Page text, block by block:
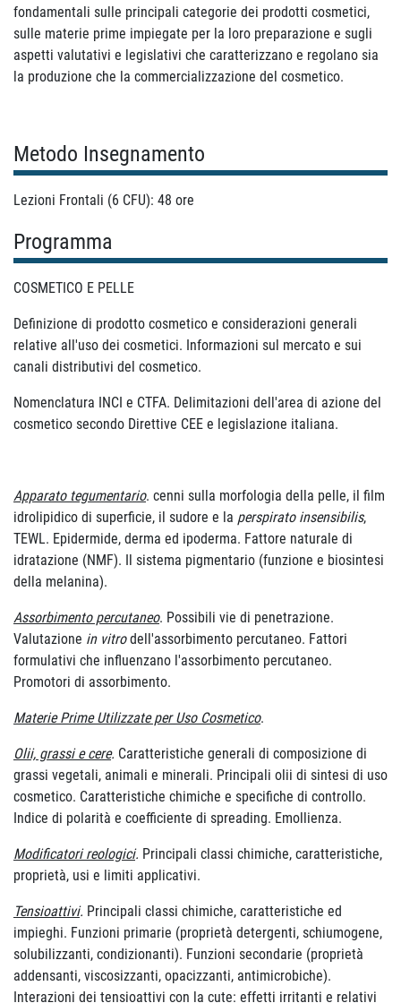
fondamentali sulle principali categorie dei prodotti cosmetici,
sulle materie prime impiegate per la loro preparazione e sugli
aspetti valutativi e legislativi che caratterizzano e regolano sia
la produzione che la commercializzazione del cosmetico.
Metodo Insegnamento
Lezioni Frontali (6 CFU): 48 ore
Programma
COSMETICO E PELLE
Definizione di prodotto cosmetico e considerazioni generali
relative all'uso dei cosmetici. Informazioni sul mercato e sui
canali distributivi del cosmetico.
Nomenclatura INCI e CTFA. Delimitazioni dell'area di azione del
cosmetico secondo Direttive CEE e legislazione italiana.
Apparato tegumentario. cenni sulla morfologia della pelle, il film
idrolipidico di superficie, il sudore e la perspirato insensibilis,
TEWL. Epidermide, derma ed ipoderma. Fattore naturale di
idratazione (NMF). Il sistema pigmentario (funzione e biosintesi
della melanina).
Assorbimento percutaneo. Possibili vie di penetrazione.
Valutazione in vitrodell'assorbimento percutaneo. Fattori
formulativi che influenzano l'assorbimento percutaneo.
Promotori di assorbimento.
Materie Prime Utilizzate per Uso Cosmetico.
Olii, grassi e cere. Caratteristiche generali di composizione di
grassi vegetali, animali e minerali. Principali olii di sintesi di uso
cosmetico. Caratteristiche chimiche e specifiche di controllo.
Indice di polarità e coefficiente di spreading. Emollienza.
Modificatori reologici. Principali classi chimiche, caratteristiche,
proprietà, usi e limiti applicativi.
Tensioattivi. Principali classi chimiche, caratteristiche ed
impieghi. Funzioni primarie (proprietà detergenti, schiumogene,
solubilizzanti, condizionanti). Funzioni secondarie (proprietà
addensanti, viscosizzanti, opacizzanti, antimicrobiche).
Interazioni dei tensioattivi con la cute: effetti irritanti e relativi